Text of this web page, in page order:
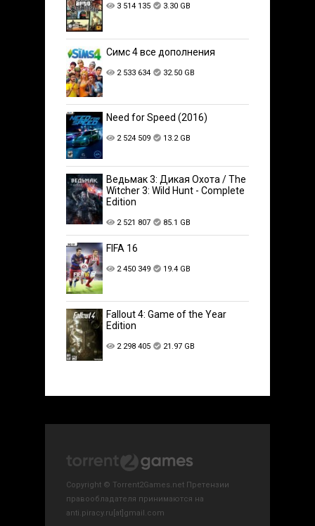
3 514 135 3.30 GB
Симс 4 все дополнения
2 533 634 32.50 GB
Need for Speed (2016)
2 524 509 13.2 GB
Ведьмак 3: Дикая Охота / The
Witcher 3: Wild Hunt - Complete
Edition
2 521 807 85.1 GB
FIFA 16
2 450 349 19.4 GB
Fallout 4: Game of the Year
Edition
2 298 405 21.97 GB
Copyright © Torrent2Games.net Претензии
правообладателя принимаются на
anti.piracy.ru[at]gmail.com